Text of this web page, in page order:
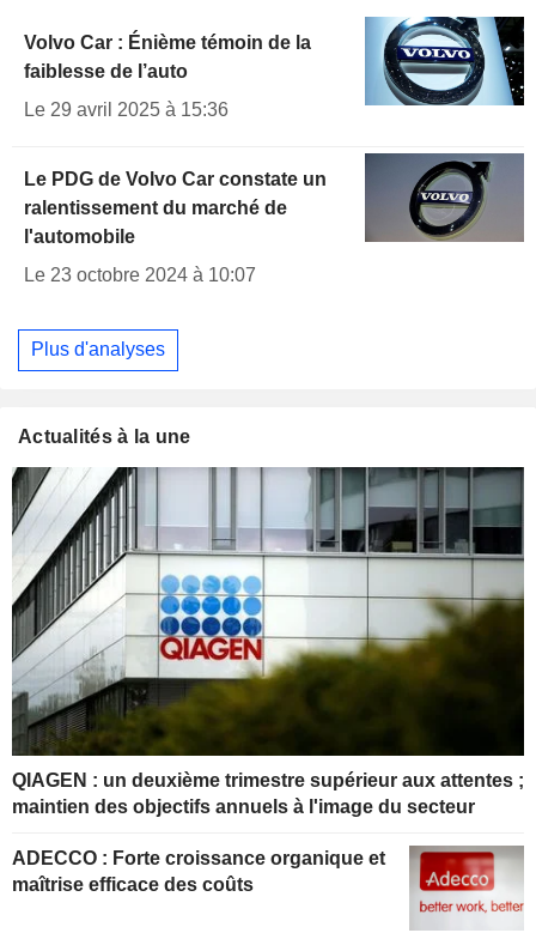
Volvo Car : Énième témoin de la
faiblesse de l’auto
Le 29 avril 2025 à 15:36
Le PDG de Volvo Car constate un
ralentissement du marché de
l'automobile
Le 23 octobre 2024 à 10:07
Plus d'analyses
Actualités à la une
QIAGEN : un deuxième trimestre supérieur aux attentes ;
maintien des objectifs annuels à l'image du secteur
ADECCO : Forte croissance organique et
maîtrise efficace des coûts